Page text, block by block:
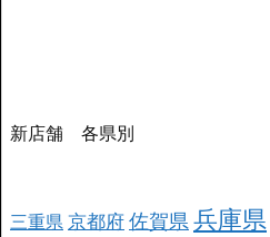
新店舗 各県別
三重県京都府佐賀県 兵庫県